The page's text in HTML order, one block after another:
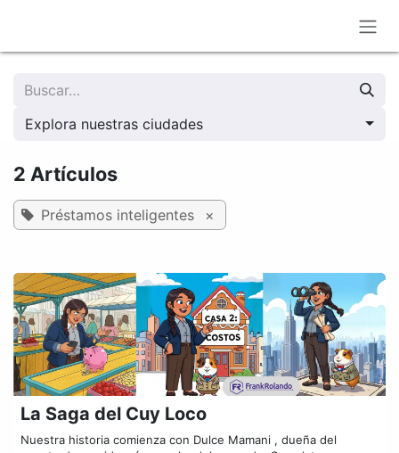
Explora nuestras ciudades
2 Artículos
Préstamos inteligentes ×
La Saga del Cuy Loco
Nuestra historia comienza con Dulce Mamani , dueña del